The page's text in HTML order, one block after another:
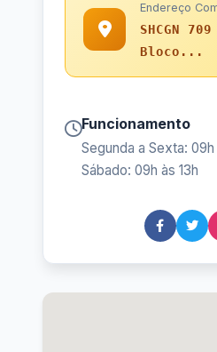
Endereço
SHCGN 709
Bloco...
Funcionamento
Segunda a Sexta: 09h
Sábado: 09h às 13h